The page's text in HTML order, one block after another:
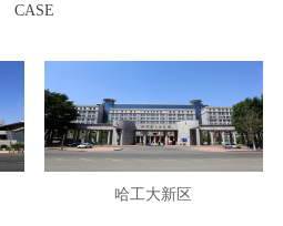
CASE
哈工大新区